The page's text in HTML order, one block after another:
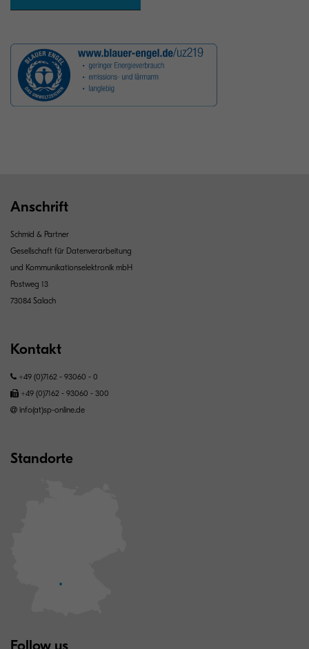
Anschrift
Schmid & Partner
Gesellschaft für Datenverarbeitung
und Kommunikationselektronik mbH
Postweg 13
73084 Salach
Kontakt
+49 (0)7162 - 93060 - 0
+49 (0)7162 - 93060 - 300
info(at)sp-online.de
Standorte